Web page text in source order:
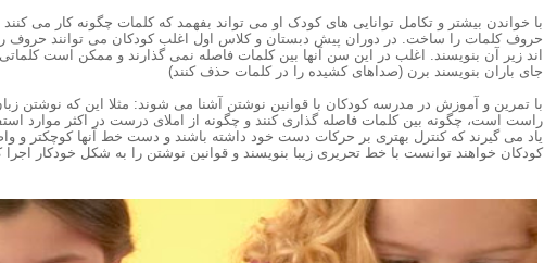
با خواندن بیشتر و تکامل توانایی های کودک او می تواند بفهمد که کلمات چگونه کار می
حروف کلمات را ساخت. در دوران پیش دبستان و کلاس اول اغلب کودکان می توانند حروف را
اند زیر آن بنویسند. اغلب در این سن آنها بین کلمات فاصله نمی گذارند و ممکن است
جای باران بنویسند برن (صداهای کشیده را در کلمات حذف کنند)
با تمرین و آموزش در مدرسه کودکان با قوانین نوشتن آشنا می شوند: مثلا این که نوشتن
راست است، چگونه بین کلمات فاصله گذاری کنند و چگونه از املای درست در اکثر موارد
یاد می گیرند که کنترل بهتری بر حرکات دست خود داشته باشند و دست خط آنها کوچکتر و
کودکان خواهند توانست با خط تحریری زیبا بنویسند و قوانین نوشتن را به شکل خودکار اجرا